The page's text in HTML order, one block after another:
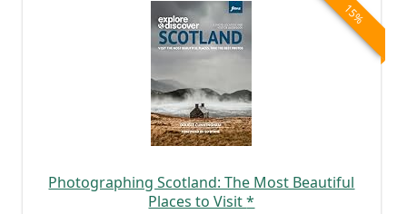
15%
Pho­to­gra­phing Scot­land: The Most Beau­tiful
Places to Visit*